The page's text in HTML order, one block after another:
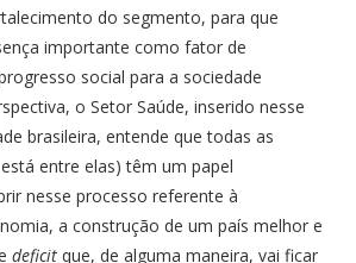
do segmento, para que
importante como fator de
social para a sociedade
o Setor Saúde, inserido nesse
brasileira, entende que todas as
entre elas) têm um papel
nesse processo referente à
a construção de um país melhor e
deficit que, de alguma maneira, vai ficar